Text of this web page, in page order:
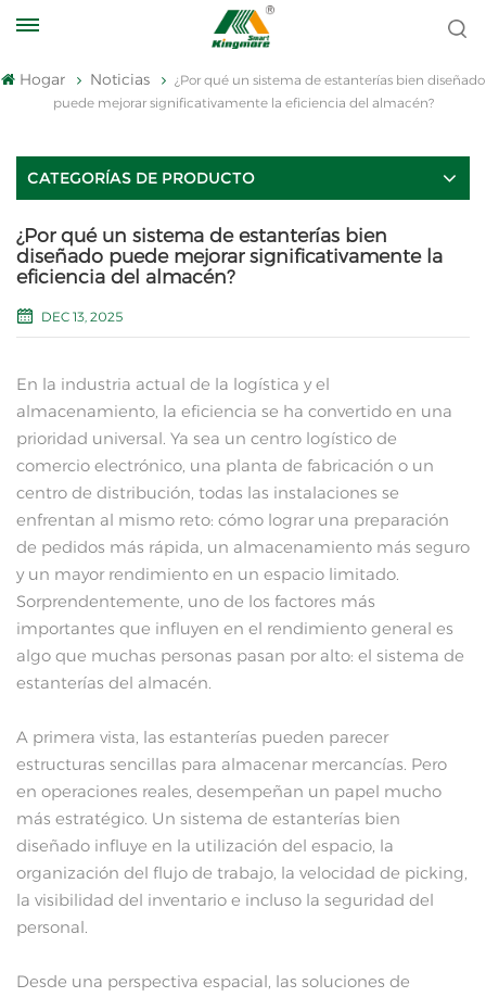
Hogar Noticias
¿Por qué un sistema de estanterías bien diseñado
puede mejorar significativamente la eficiencia del almacén?
CATEGORÍAS DE PRODUCTO
¿Por qué un sistema de estanterías bien
diseñado puede mejorar significativamente la
eficiencia del almacén?
DEC 13, 2025
En la industria actual de la logística y el
almacenamiento, la eficiencia se ha convertido en una
prioridad universal. Ya sea un centro logístico de
comercio electrónico, una planta de fabricación o un
centro de distribución, todas las instalaciones se
enfrentan al mismo reto: cómo lograr una preparación
de pedidos más rápida, un almacenamiento más seguro
y un mayor rendimiento en un espacio limitado.
Sorprendentemente, uno de los factores más
importantes que influyen en el rendimiento general es
algo que muchas personas pasan por alto: el sistema de
estanterías del almacén.
A primera vista, las estanterías pueden parecer
estructuras sencillas para almacenar mercancías. Pero
en operaciones reales, desempeñan un papel mucho
más estratégico. Un sistema de estanterías bien
diseñado influye en la utilización del espacio, la
organización del flujo de trabajo, la velocidad de picking,
la visibilidad del inventario e incluso la seguridad del
personal.
Desde una perspectiva espacial, las soluciones de